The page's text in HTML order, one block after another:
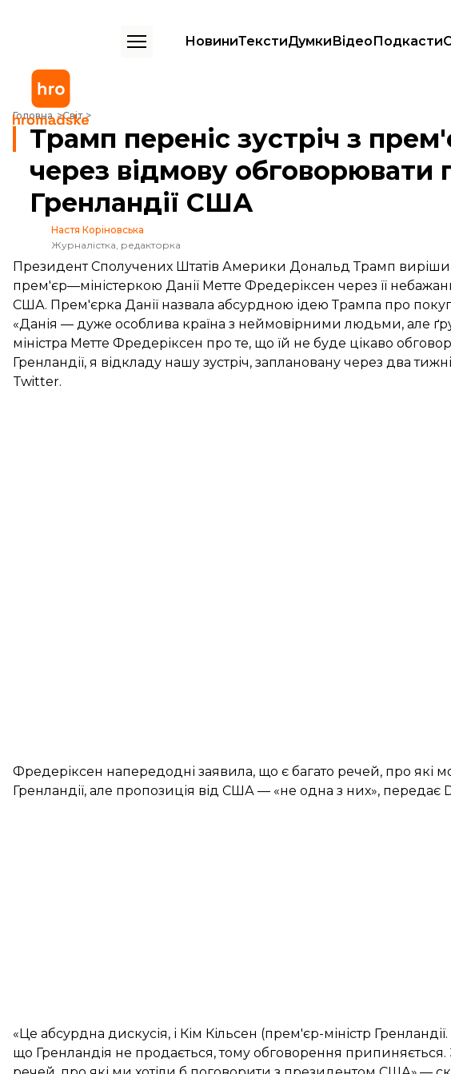
НовиниТекстиДумкиВідеоПодкасти
Головна Світ
Трамп переніс зустріч з прем'єркою Данії через відмову обговорювати продаж
Трамп переніс зустріч з
через відмову обговорювати
Гренландії США
Настя Коріновська
Журналістка, редакторка
Президент Сполучених Штатів Америки Дональд Трамп вирішив
прем'єр—міністеркою Данії Метте Фредеріксен через її
США. Прем'єрка Данії назвала абсурдною ідею Трампа про
«Данія — дуже особлива країна з неймовірними людьми, але
міністра Метте Фредеріксен про те, що їй не буде цікаво
Гренландії, я відкладу нашу зустріч, заплановану через два
Twitter.
Фредеріксен напередодні заявила, що є багато речей, про які
Гренландії, але пропозиція від США — «не одна з них», передає
«Це абсурдна дискусія, і Кім Кільсен (прем'єр-міністр
що Гренландія не продається, тому обговорення припиняється.